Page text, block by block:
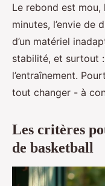
Le rebond est mou,
minutes, l’envie de
d’un matériel
stabilité, et surtout
l’entraînement.
tout changer - à
Les critères
de basketball